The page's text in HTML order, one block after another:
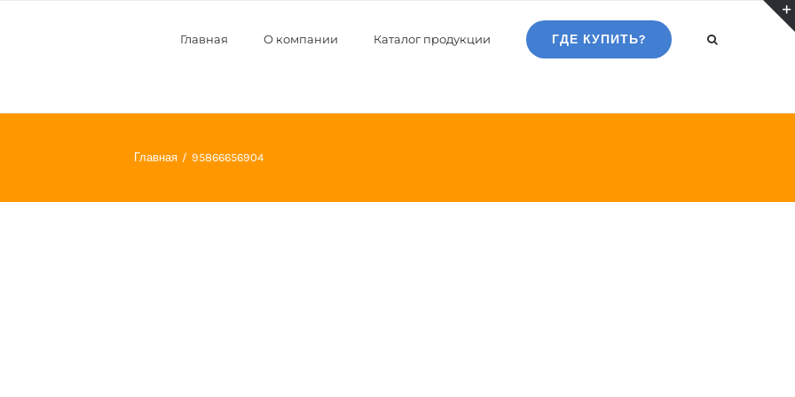
Главная О компании Каталог продукции ГДЕ КУПИТЬ?
Главная 95866656904